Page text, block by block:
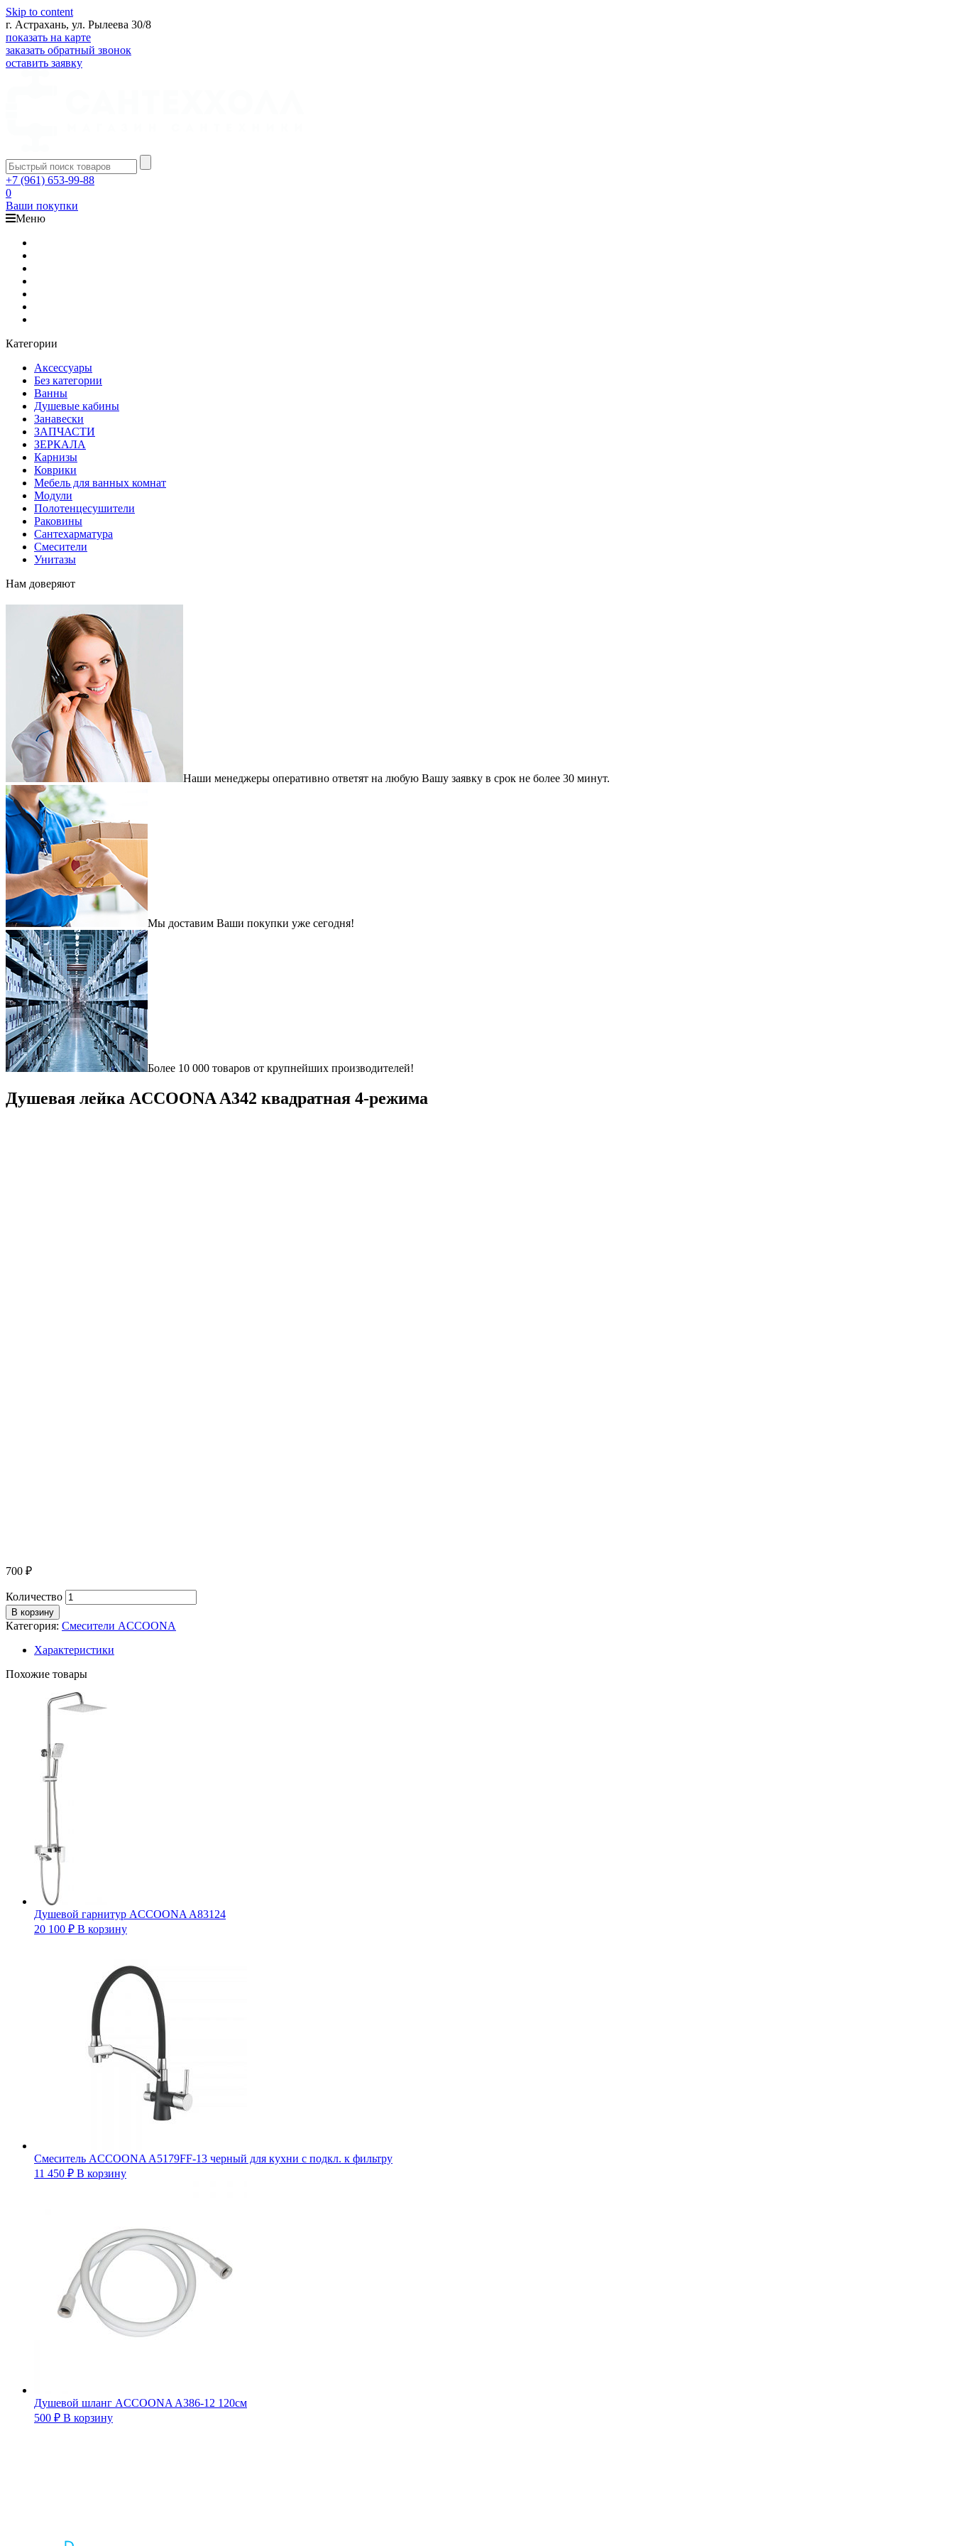
Skip to content
г. Астрахань, ул. Рылеева 30/8
показать на карте
заказать обратный звонок
оставить заявку
+7 (961) 653-99-88
0
Ваши покупки
Меню
Категории
Аксессуары
Без категории
Ванны
Душевые кабины
Занавески
ЗАПЧАСТИ
ЗЕРКАЛА
Карнизы
Коврики
Мебель для ванных комнат
Модули
Полотенцесушители
Раковины
Сантехарматура
Смесители
Унитазы
Нам доверяют
Наши менеджеры оперативно ответят на любую Вашу заявку в срок не более 30 минут.
Мы доставим Ваши покупки уже сегодня!
Более 10 000 товаров от крупнейших производителей!
Душевая лейка ACCOONA A342 квадратная 4-режима
700 ₽
Количество
В корзину
Категория: Смесители ACCOONA
Характеристики
Похожие товары
Душевой гарнитур ACCOONA A83124
20 100 ₽ В корзину
Смеситель ACCOONA A5179FF-13 черный для кухни с подкл. к фильтру
11 450 ₽ В корзину
Душевой шланг ACCOONA A386-12 120см
500 ₽ В корзину